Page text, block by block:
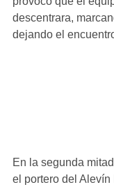
descentrara,
dejando el
En la segunda
el portero del Alevín